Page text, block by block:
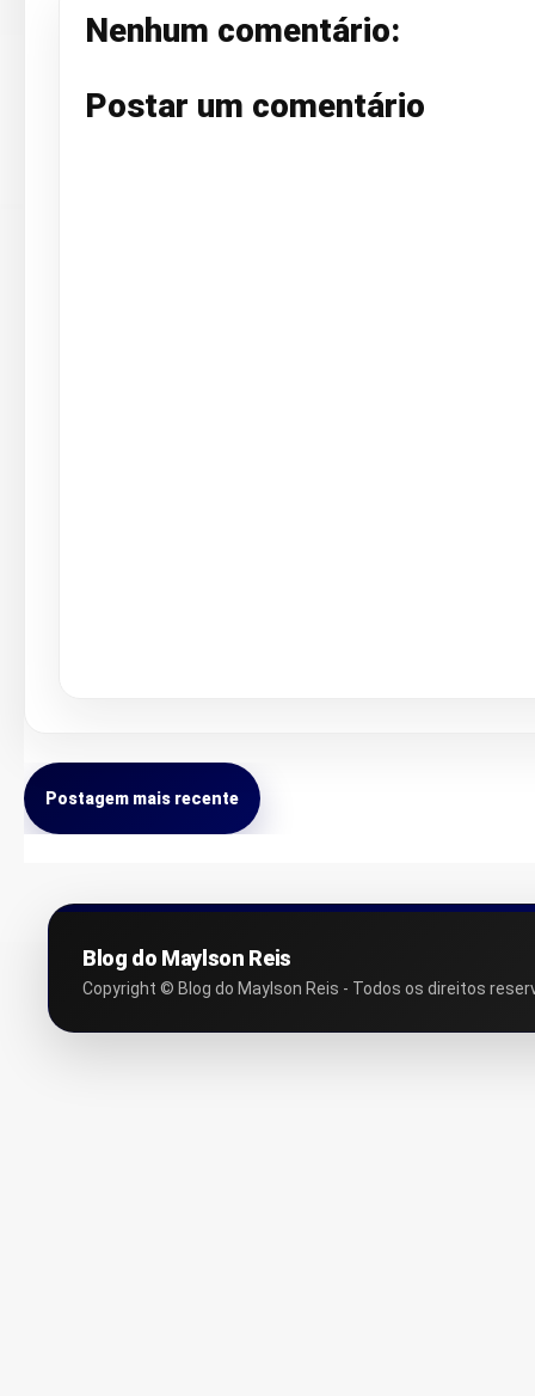
Nenhum comentário:
Postar um comentário
Postagem mais recente
Blog do Maylson Reis
Copyright © Blog do Maylson Reis - Todos os direitos